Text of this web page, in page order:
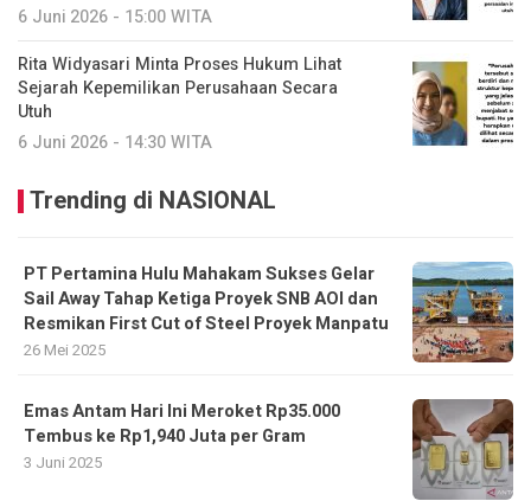
6 Juni 2026 - 15:00 WITA
Rita Widyasari Minta Proses Hukum Lihat
Sejarah Kepemilikan Perusahaan Secara
Utuh
6 Juni 2026 - 14:30 WITA
Trending di NASIONAL
PT Pertamina Hulu Mahakam Sukses Gelar
Sail Away Tahap Ketiga Proyek SNB AOI dan
Resmikan First Cut of Steel Proyek Manpatu
26 Mei 2025
Emas Antam Hari Ini Meroket Rp35.000
Tembus ke Rp1,940 Juta per Gram
3 Juni 2025